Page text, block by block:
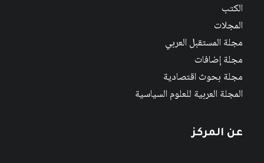
الكتب
المجلات
مجلة المستقبل العربي
مجلة إضافات
مجلة بحوث اقتصادية
المجلة العربية للعلوم السياسية
عن المركز